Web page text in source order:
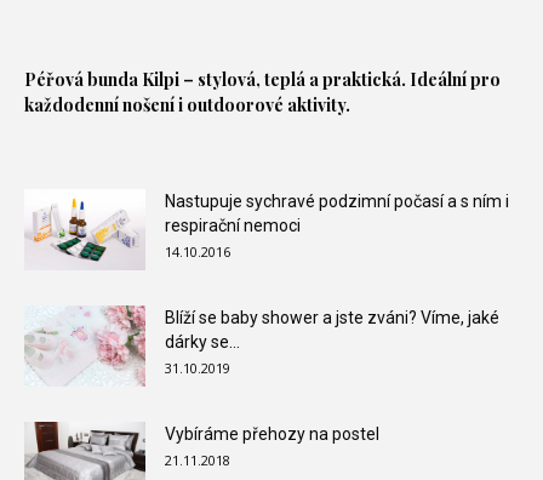
Péřová bunda Kilpi – stylová, teplá a praktická. Ideální pro
každodenní nošení i outdoorové aktivity.
Nastupuje sychravé podzimní počasí a s ním i
respirační nemoci
14.10.2016
Blíží se baby shower a jste zváni? Víme, jaké
dárky se...
31.10.2019
Vybíráme přehozy na postel
21.11.2018